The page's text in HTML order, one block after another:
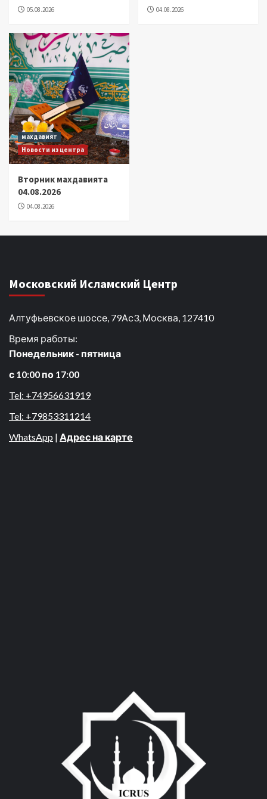
05.08.2026 04.08.2026
махдавият
Новости из центра
Вторник махдавията
04.08.2026
04.08.2026
Московский Исламский Центр
Алтуфьевское шоссе, 79Ас3, Москва, 127410
Время работы:
Понедельник - пятница
с 10:00 по 17:00
Tel: +74956631919
Tel: +79853311214
WhatsApp | Адрес на карте